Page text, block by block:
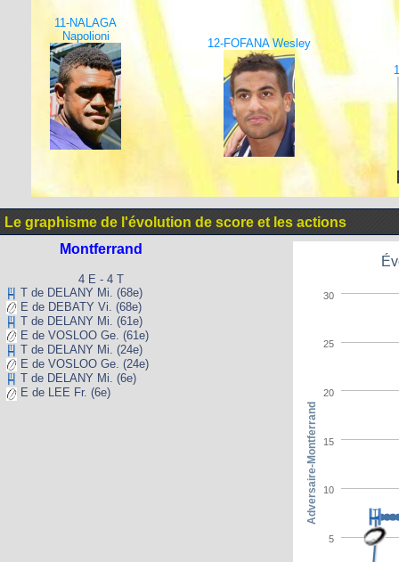
11-NALAGA
Napolioni
12-FOFANA Wesley
Le graphisme de l'évolution de score et les actions
Montferrand
4 E - 4 T
T de DELANY Mi. (68e)
E de DEBATY Vi. (68e)
T de DELANY Mi. (61e)
E de VOSLOO Ge. (61e)
T de DELANY Mi. (24e)
E de VOSLOO Ge. (24e)
T de DELANY Mi. (6e)
E de LEE Fr. (6e)
5
10
15
20
25
30
Adversaire-Montferrand